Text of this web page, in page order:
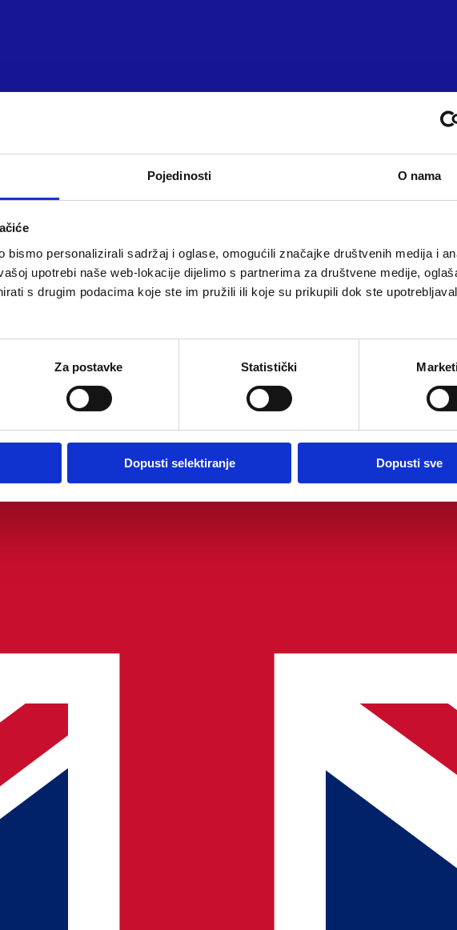
Pojedinosti O nama
bismo personalizirali sadržaj i oglase, omogućili značajke društvenih medija i
upotrebi naše web-lokacije dijelimo s partnerima za društvene medije,
s drugim podacima koje ste im pružili ili koje su prikupili dok ste
Za postavke Statistički
Dopusti selektiranje Dopusti sve